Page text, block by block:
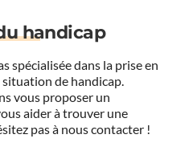
handicap
spécialisée dans la prise en
situation de handicap.
vous proposer un
aider à trouver une
pas à nous contacter !